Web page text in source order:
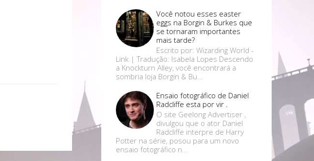
Você notou esses easter
eggs na Borgin & Burkes que
se tornaram importantes
mais tarde?
Escrito por: Wizarding World -
Link | Tradução: Isabela Lopes Descendo
a Knockturn Alley, você encontrará a
sombria loja Borgin & Bu...
Ensaio fotográfico de Daniel
Radcliffe esta por vir .
O site Geelong Advertiser ,
divulgou que o ator Daniel
Radcliffe interpre de Harry
Potter na série, posou para um novo
ensaio fotográfico n...